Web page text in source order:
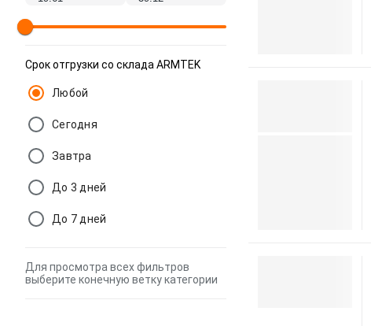
Срок отгрузки со склада ARMTEK
Любой
Сегодня
Завтра
До 3 дней
До 7 дней
Для просмотра всех фильтров
выберите конечную ветку категории